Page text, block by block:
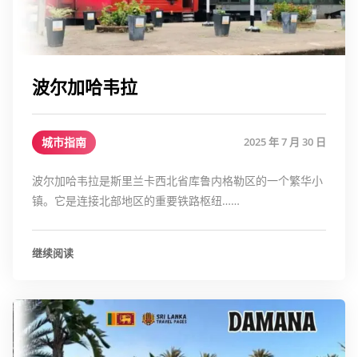
波尔加哈韦拉
城市指南 2025 年 7 月 30 日
波尔加哈韦拉是斯里兰卡西北省库鲁内格勒区的一个繁华小
镇。它是连接北部地区的重要铁路枢纽……
继续阅读